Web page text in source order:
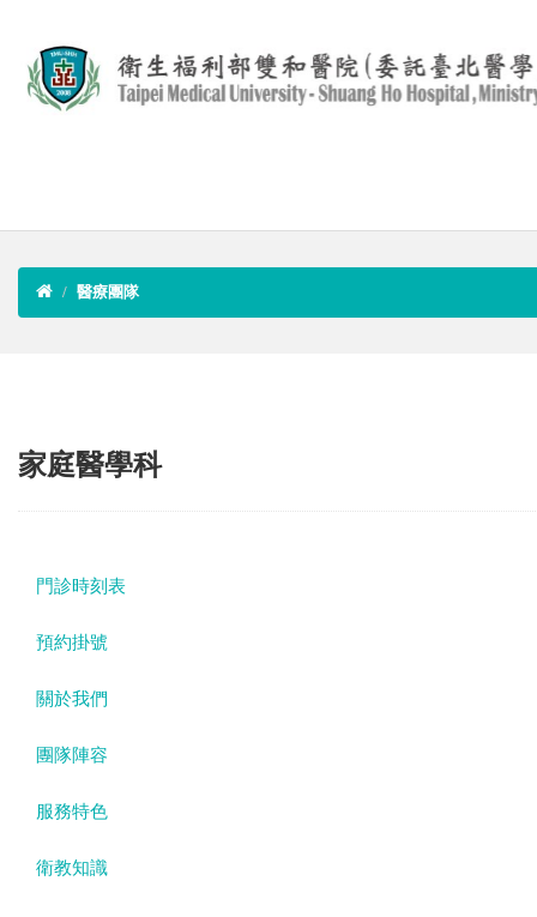
醫療團隊
家庭醫學科
門診時刻表
預約掛號
關於我們
團隊陣容
服務特色
衛教知識